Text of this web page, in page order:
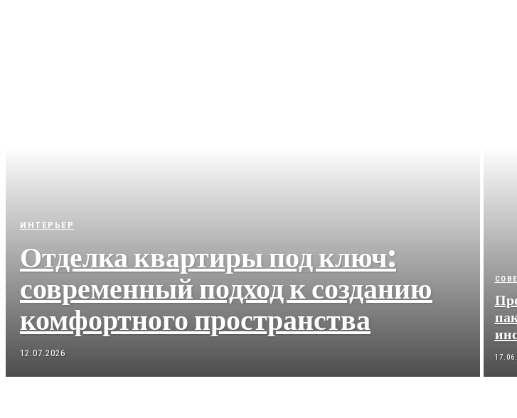
ИНТЕРЬЕР
Отделка квартиры под ключ:
современный подход к созданию
комфортного пространства
12.07.2026